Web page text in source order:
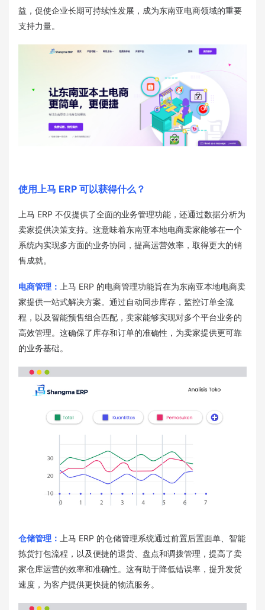
益，促使企业长期可持续性发展，成为东南亚电商领域的重要
支持力量。
使用上马 ERP 可以获得什么？
上马 ERP 不仅提供了全面的业务管理功能，还通过数据分析为
卖家提供决策支持。这意味着东南亚本地电商卖家能够在一个
系统内实现多方面的业务协同，提高运营效率，取得更大的销
售成就。
电商管理：
上马 ERP 的电商管理功能旨在为东南亚本地电商卖
家提供一站式解决方案。通过自动同步库存，监控订单全流
程，以及智能预售组合匹配，卖家能够实现对多个平台业务的
高效管理。这确保了库存和订单的准确性，为卖家提供更可靠
的业务基础。
仓储管理：
上马 ERP 的仓储管理系统通过前置后置面单、智能
拣货打包流程，以及便捷的退货、盘点和调拨管理，提高了卖
家仓库运营的效率和准确性。这有助于降低错误率，提升发货
速度，为客户提供更快捷的物流服务。